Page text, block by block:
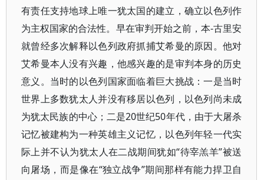
有责任支持地球上唯一犹太国的建立，确立以色列作
为主权国家的合法性。早在审判开始之前，本-古里安
就曾经多次解释以色列政府抓捕艾希曼的原因。他对
艾希曼本人没有兴趣，他感兴趣的是审判本身的历史
意义。当时的以色列国家面临着巨大挑战：一是当时
世界上多数犹太人并没有移居以色列，以色列尚未成
为犹太民族的中心；二是20世纪50年代，由于大屠杀
记忆被建构为一种英雄主义记忆，以色列年轻一代实
际上并不认为犹太人在二战期间犹如“待宰羔羊”被送
向屠场，而是像在“独立战争”期间那样有能力捍卫自